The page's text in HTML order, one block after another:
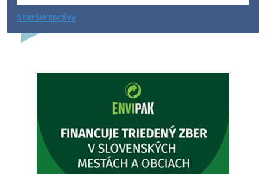
Dovolenka - MUDr. Marián Sivoň
budeZATVORENÁ z dôvodu čerpania dovolenky. Akútne
prípady bude riešiť MUDr.Fisch…
Zajtrajší zvoz odpadu
Vážený občan, zajtra 5. 8. sa bude zvážať komunálny odpad.
4. augusta 2026 15:30
Staršie správy